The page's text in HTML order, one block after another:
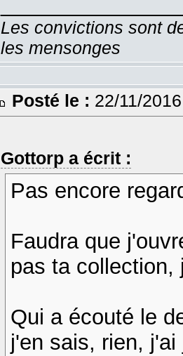
Les convictions sont
les mensonges
Posté le : 22/11/
Gottorp a écrit :
Pas encore
Faudra que
pas ta collection,
Qui a écouté le
j'en sais, rien,